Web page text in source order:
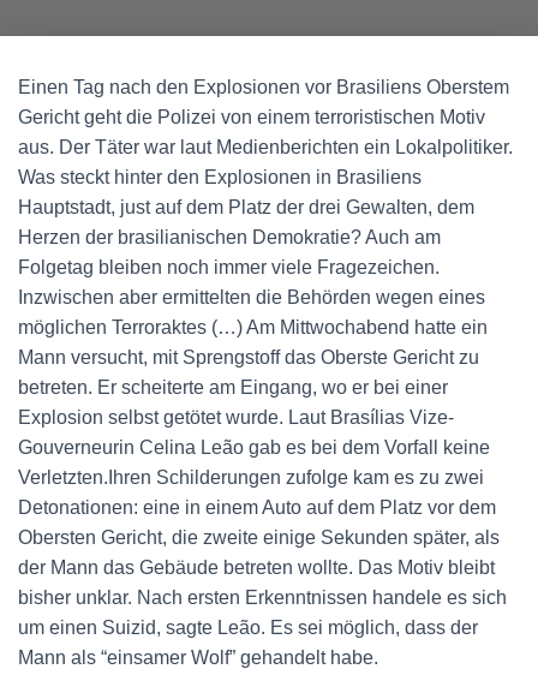
Einen Tag nach den Explosionen vor Brasiliens Oberstem
Gericht geht die Polizei von einem terroristischen Motiv
aus. Der Täter war laut Medienberichten ein Lokalpolitiker.
Was steckt hinter den Explosionen in Brasiliens
Hauptstadt, just auf dem Platz der drei Gewalten, dem
Herzen der brasilianischen Demokratie? Auch am
Folgetag bleiben noch immer viele Fragezeichen.
Inzwischen aber ermittelten die Behörden wegen eines
möglichen Terroraktes (…) Am Mittwochabend hatte ein
Mann versucht, mit Sprengstoff das Oberste Gericht zu
betreten. Er scheiterte am Eingang, wo er bei einer
Explosion selbst getötet wurde. Laut Brasílias Vize-
Gouverneurin Celina Leão gab es bei dem Vorfall keine
Verletzten.Ihren Schilderungen zufolge kam es zu zwei
Detonationen: eine in einem Auto auf dem Platz vor dem
Obersten Gericht, die zweite einige Sekunden später, als
der Mann das Gebäude betreten wollte. Das Motiv bleibt
bisher unklar. Nach ersten Erkenntnissen handele es sich
um einen Suizid, sagte Leão. Es sei möglich, dass der
Mann als “einsamer Wolf” gehandelt habe.